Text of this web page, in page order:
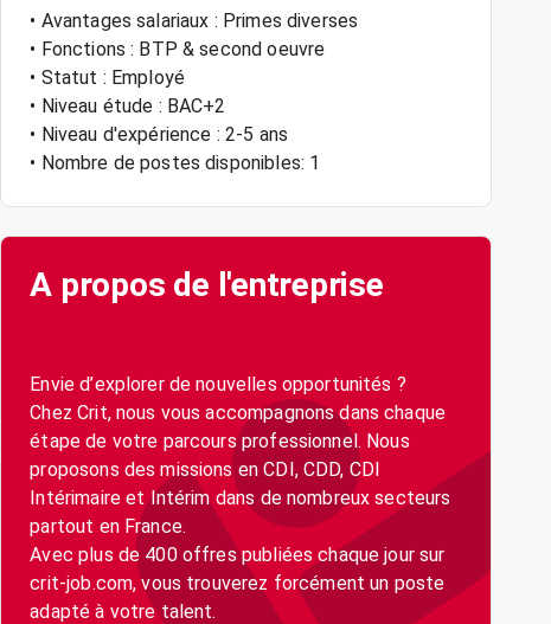
• Avantages salariaux : Primes diverses
• Fonctions : BTP & second oeuvre
• Statut : Employé
• Niveau étude : BAC+2
• Niveau d'expérience : 2-5 ans
• Nombre de postes disponibles: 1
A propos de l'entreprise
Envie d’explorer de nouvelles opportunités ?
Chez Crit, nous vous accompagnons dans chaque
étape de votre parcours professionnel. Nous
proposons des missions en CDI, CDD, CDI
Intérimaire et Intérim dans de nombreux secteurs
partout en France.
Avec plus de 400 offres publiées chaque jour sur
crit-job.com, vous trouverez forcément un poste
adapté à votre talent.